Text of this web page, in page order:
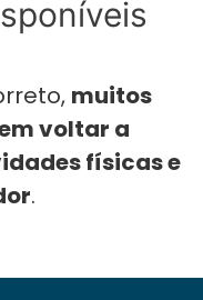
muitos
voltar a
físicas e
.